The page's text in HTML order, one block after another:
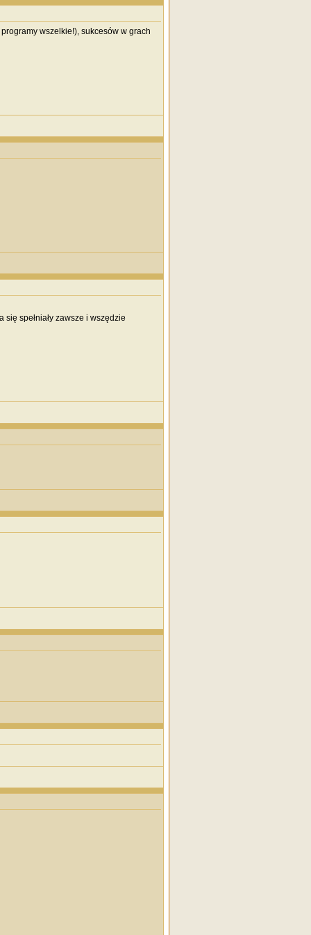
wszelkie!), sukcesów w grach
spełniały zawsze i wszędzie